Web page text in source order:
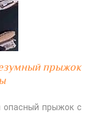
прыжок
опасный прыжок с